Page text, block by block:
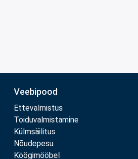
Veebipood
Ettevalmistus
Toiduvalmistamine
Külmsäilitus
Nõudepesu
Köögimööbel